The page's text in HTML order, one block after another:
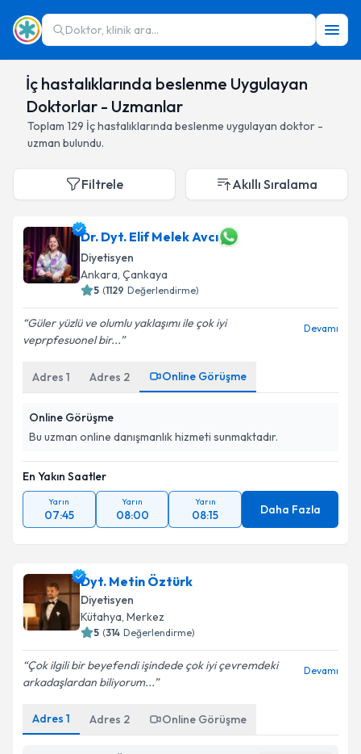
Doktor, klinik ara...
İç hastalıklarında beslenme Uygulayan
Doktorlar - Uzmanlar
Toplam 129 İç hastalıklarında beslenme uygulayan doktor -
uzman bulundu.
Filtrele Akıllı Sıralama
Dr. Dyt. Elif Melek Avcı
Diyetisyen
Ankara, Çankaya
5 (1129 Değerlendirme)
Güler yüzlü ve olumlu yaklaşımı ile çok iyi
veprpfesuonel bir...
Devamı
Adres 1 Adres 2 Online Görüşme
Online Görüşme
Bu uzman online danışmanlık hizmeti sunmaktadır.
En Yakın Saatler
Yarın
07:45
Yarın
08:00
Yarın
08:15 Daha Fazla
Dyt. Metin Öztürk
Diyetisyen
Kütahya, Merkez
5 (314 Değerlendirme)
Çok ilgili bir beyefendi işindede çok iyi çevremdeki
arkadaşlardan biliyorum...
Devamı
Adres 1 Adres 2 Online Görüşme